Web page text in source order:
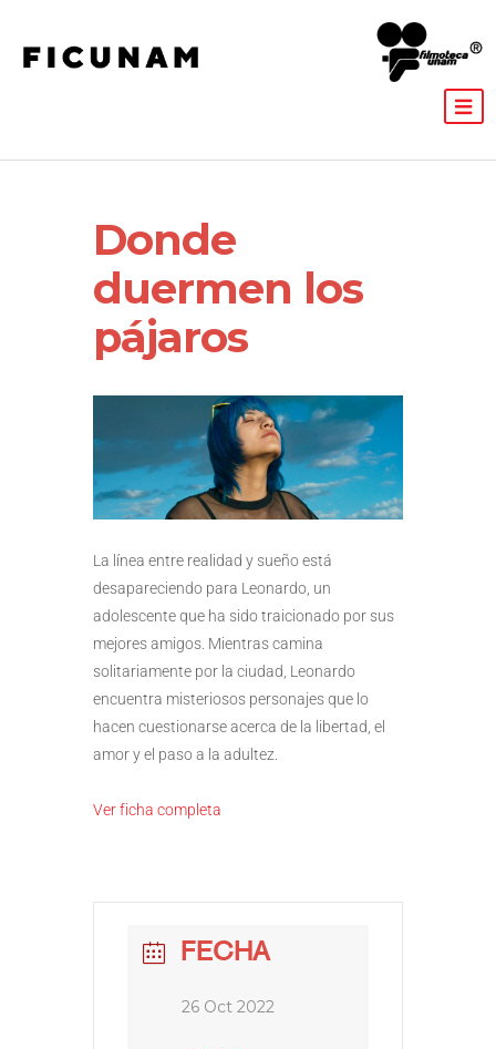
Donde
duermen los
pájaros
La línea entre realidad y sueño está
desapareciendo para Leonardo, un
adolescente que ha sido traicionado por sus
mejores amigos. Mientras camina
solitariamente por la ciudad, Leonardo
encuentra misteriosos personajes que lo
hacen cuestionarse acerca de la libertad, el
amor y el paso a la adultez.
Ver ficha completa
FECHA
26 Oct 2022